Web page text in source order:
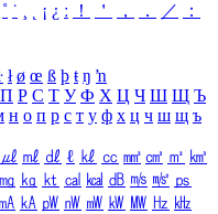
˚ ˙ ¸ ¡ ¿ ː ！ ＇ ， ． ／
：
ł ø œ ß þ ŧ ŋ ŉ
П Р С Т У Ф Х Ц Ч Ш Щ Ъ
н о п р с т у ф х ц ч ш щ ъ
㎕ ㎖ ㎗ ℓ ㎘ ㏄ ㎣ ㎤ ㎥ ㎦
㎎ ㎏ ㏏ ㎈ ㎉ ㏈ ㎧ ㎨ ㎰
㎃ ㎄ ㎺ ㎻ ㎽ ㎾ ㎿ ㎐ ㎑